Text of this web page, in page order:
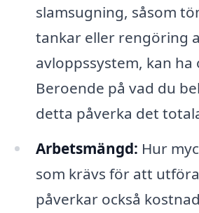
slamsugning, såsom
tankar eller rengöring
avloppssystem, kan ha
Beroende på vad du
detta påverka det
Arbetsmängd: Hur
som krävs för att
påverkar också